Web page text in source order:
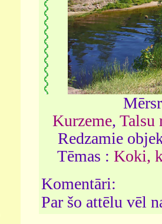
Kurzeme, Talsu
Redzamie
Tēmas :Koki,
Komentāri:
Par šo attēlu vēl